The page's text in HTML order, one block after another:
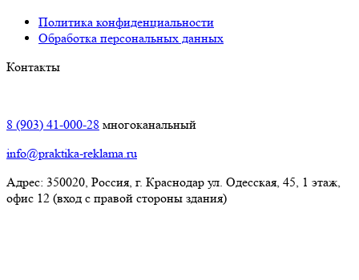
Политика конфиденциальности
Обработка персональных данных
Контакты
8 (903) 41-000-28 многоканальный
info@praktika-reklama.ru
Адрес: 350020, Россия, г. Краснодар ул. Одесская, 45, 1 этаж,
офис 12 (вход с правой стороны здания)